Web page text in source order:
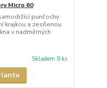
Micro 60
punčochy
krajkou a zesílenou
v nadměrných
Skladem 9 ks